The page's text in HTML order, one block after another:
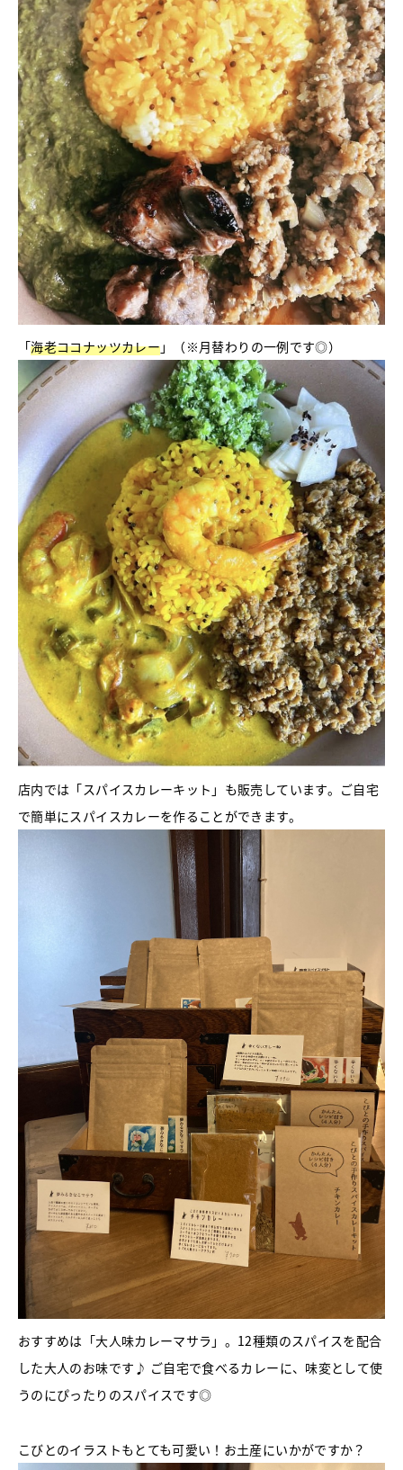
「海老ココナッツカレー」（※月替わりの一例です◎）
店内では「スパイスカレーキット」も販売しています。ご自宅
で簡単にスパイスカレーを作ることができます。
おすすめは「大人味カレーマサラ」。12種類のスパイスを配合
した大人のお味です♪ ご自宅で食べるカレーに、味変として使
うのにぴったりのスパイスです◎
こびとのイラストもとても可愛い！お土産にいかがですか？